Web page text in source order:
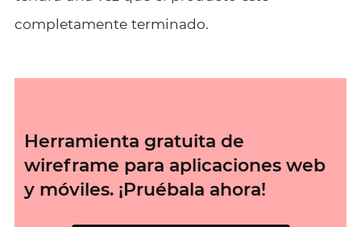
completamente terminado.
Herramienta gratuita de
wireframe para aplicaciones web
y móviles. ¡Pruébala ahora!